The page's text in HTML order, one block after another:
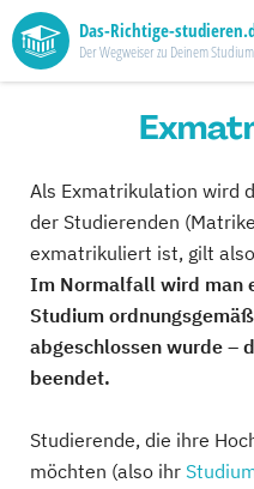
Das-Richtige-
Der Wegweiser zu Deinem Studium
Als Exmatrikulation wird
der Studierenden
exmatrikuliert ist, gilt
Im Normalfall wird man
Studium
abgeschlossen wurde –
beendet.
Studierende, die ihre
möchten (also ihr